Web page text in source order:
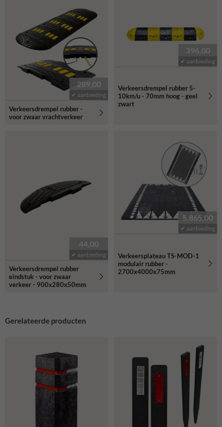
289,00
✔ aanbieding
Verkeersdrempel rubber -
voor zwaar vrachtverkeer
396,00
✔ aanbieding
Verkeersdrempel rubber 5-
10km/u - 70mm hoog - geel
zwart
44,00
✔ aanbieding
Verkeersdrempel rubber
eindstuk - voor zwaar
verkeer - 900x280x50mm
5.865,00
✔ aanbieding
Verkeersplateau TS-MOD-1
modulair rubber -
2700x4000x75mm
Gerelateerde producten